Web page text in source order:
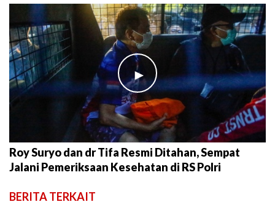
►
Roy Suryo dan dr Tifa Resmi Ditahan, Sempat
Jalani Pemeriksaan Kesehatan di RS Polri
BERITA TERKAIT